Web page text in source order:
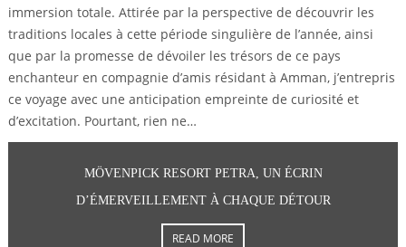
immersion totale. Attirée par la perspective de découvrir les
traditions locales à cette période singulière de l’année, ainsi
que par la promesse de dévoiler les trésors de ce pays
enchanteur en compagnie d’amis résidant à Amman, j’entrepris
ce voyage avec une anticipation empreinte de curiosité et
d’excitation. Pourtant, rien ne…
MÖVENPICK RESORT PETRA, UN ÉCRIN
D’ÉMERVEILLEMENT À CHAQUE DÉTOUR
READ MORE